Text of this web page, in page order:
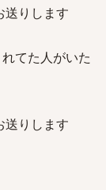
送りします
てた人がいた
送りします